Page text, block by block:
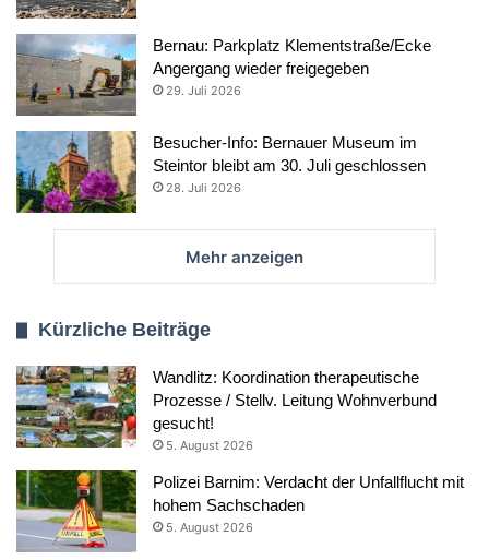
Bernau: Parkplatz Klementstraße/Ecke
Angergang wieder freigegeben
29. Juli 2026
Besucher-Info: Bernauer Museum im
Steintor bleibt am 30. Juli geschlossen
28. Juli 2026
Mehr anzeigen
Kürzliche Beiträge
Wandlitz: Koordination therapeutische
Prozesse / Stellv. Leitung Wohnverbund
gesucht!
5. August 2026
Polizei Barnim: Verdacht der Unfallflucht mit
hohem Sachschaden
5. August 2026